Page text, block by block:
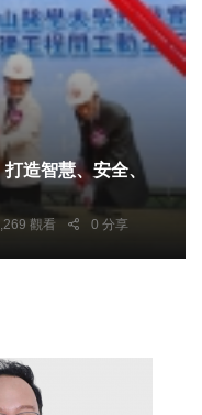
造智慧、安全、
觀看 0 分享